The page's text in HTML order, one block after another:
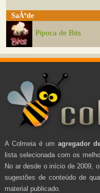
SaÃºde
Pipoca de Bits
A Colmeia é um agregador
lista selecionada com os
No ar desde o início de 2009, o
sugestões de conteúdo de
material publicado.